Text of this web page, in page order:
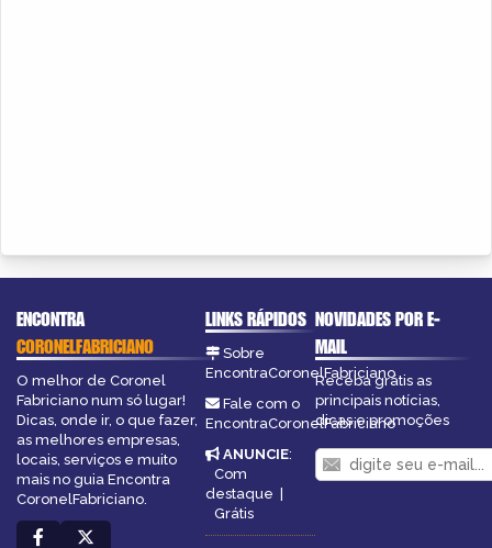
ENCONTRA
CORONELFABRICIANO
O melhor de Coronel
Fabriciano num só lugar!
Dicas, onde ir, o que fazer,
as melhores empresas,
locais, serviços e muito
mais no guia Encontra
CoronelFabriciano.
LINKS RÁPIDOS
Sobre
EncontraCoronelFabriciano
Fale com o
EncontraCoronelFabriciano
ANUNCIE:
Com
destaque
Grátis
NOVIDADES POR E-
MAIL
Receba grátis as
principais notícias,
dicas e promoções